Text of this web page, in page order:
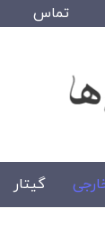
تماس
گیتار